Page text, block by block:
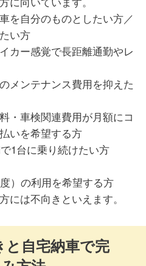
時に追加精算なしで車がその
ある点です。一般的なカーリ
、返却時のキズ・汚れによる
ないため、マイカーと同じ感
回したいという人には向いて
費用を抑えながら新車に乗れ
べるオプションやメンテナン
件を自分でしっかり確認して
たサポートが含まれていなか
点に注意が必要です。また、
ーラーとのやり取りが中心に
かい相談をしたい方にとって
もあると感じました。走行距
約条件など、自由度は購入よ
方やライフスタイルが変わり
保険は別途加入が必要なの
を自分のものとしたい方／
い方
カー感覚で長距離通勤やレ
メンテナンス費用を抑えた
・車検関連費用が月額にコ
いを希望する方
1台に乗り続けたい方
）の利用を希望する方
には不向きといえます。
自宅納車で完